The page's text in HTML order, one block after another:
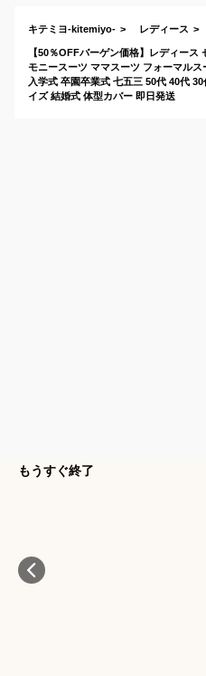
キテミヨ-kitemiyo- レディース
【50％OFFバーゲン価格】レディー
モニースーツ ママスーツ フォーマル
入学式 卒園卒業式 七五三 50代 40代
イズ 結婚式 体型カバー 即日発送
もうすぐ終了